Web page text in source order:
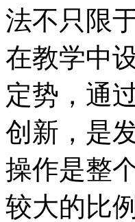
法不只限
在教学中
定势，通
创新，是
操作是整
较大的比